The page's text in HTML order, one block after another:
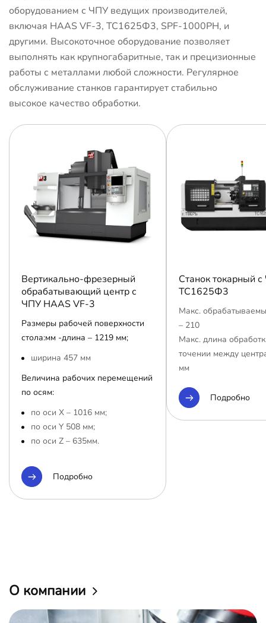
оборудованием с ЧПУ ведущих производителей,
включая HAAS VF-3, ТС1625Ф3, SPF-1000PH, и
другими. Высокоточное оборудование позволяет
выполнять как крупногабаритные, так и прецизионные
работы с металлами любой сложности. Регулярное
обслуживание станков гарантирует стабильно
высокое качество обработки.
Вертикально-фрезерный
обрабатывающий центр с
ЧПУ HAAS VF-3
Размеры рабочей поверхности
стола:мм -длина – 1219 мм;
ширина 457 мм
Величина рабочих перемещений
по осям:
по оси Х – 1016 мм;
по оси Y 508 мм;
по оси Z – 635мм.
Подробно
Станок токарный
ТС1625Ф3
Макс.
– 210
Макс. длина
точении между
мм
Подробно
О компании